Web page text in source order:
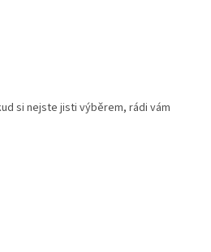
si nejste jisti výběrem, rádi vám